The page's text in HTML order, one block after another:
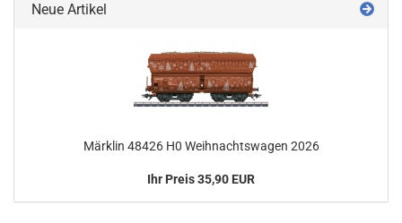
Neue Artikel
Märklin 48426 H0 Weihnachtswagen 2026
Ihr Preis 35,90 EUR